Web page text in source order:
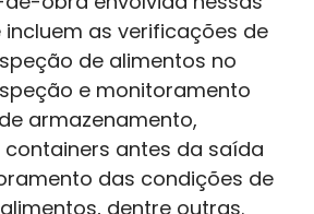
as verificações de
de alimentos no
e monitoramento
armazenamento,
antes da saída
das condições de
dentre outras.